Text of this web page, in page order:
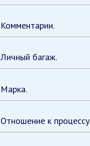
Комментарии.
Личный багаж.
Марка.
Отношение к процессу